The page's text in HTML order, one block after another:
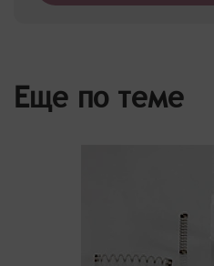
Еще по теме